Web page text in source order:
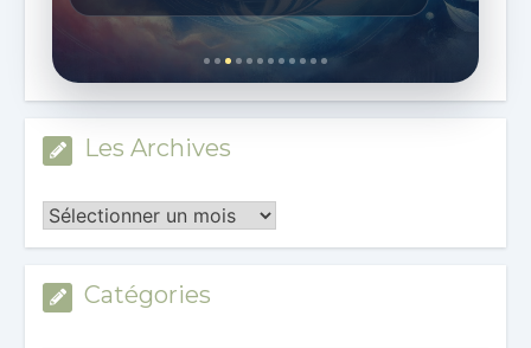
Les Archives
Les
Archives
Catégories